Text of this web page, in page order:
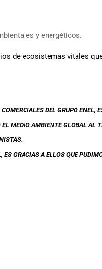
y energéticos.
de ecosistemas vitales
DEL GRUPO ENEL,
MEDIO AMBIENTE GLOBAL AL
ES GRACIAS A ELLOS QUE